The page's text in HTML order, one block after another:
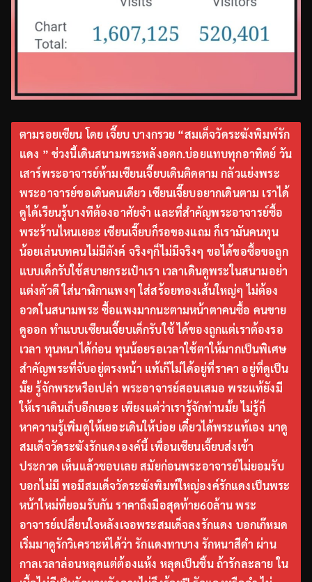
ตามรอยเซียน โดย เจี๊ยบ บางกรวย “สมเด็จวัดระฆังพิมพ์รัก
แดง ” ช่วงนี้เดินสนามพระหลังอตก.บ่อยแทบทุกอาทิตย์ วัน
เสาร์พระอาจารย์ห้ามเซียนเจี๊ยบเดินติดตาม กลัวแย่งพระ
พระอาจารย์ขอเดินคนเดียว เซียนเจี๊ยบอยากเดินตาม เราได้
ดูได้เรียนรู้บางทีต้องอาศัยจำ และที่สำคัญพระอาจารย์ซื้อ
พระร้านไหนเยอะ เซียนเจี๊ยบก็รอของแถม ก็เรามันคนทุน
น้อยเล่นบทคนไม่มีตังค์ จริงๆก็ไม่มีจริงๆ ขอได้ขอซื้อขอถูก
แบบเด็กรับใช้สบายกระเป๋าเรา เวลาเดินดูพระในสนามอย่า
แต่งตัวดี ใส่นาฬิกาแพงๆ ใส่สร้อยทองเส้นใหญ่ๆ ไม่ต้อง
อวดในสนามพระ ซื้อแพงมากนะตามหน้าตาคนซื้อ คนขาย
ดูออก ทำแบบเซียนเจี๊ยบเด็กรับใช้ ได้ของถูกแต่เราต้องรอ
เวลา ทุนหนาได้ก่อน ทุนน้อยรอเวลาใช้ตาให้มากเป็นพิเศษ
สำคัญพระที่จับอยู่ตรงหน้า แท้เก๊ไม่ได้อยู่ที่ราคา อยู่ที่ดูเป็น
มั้ย รู้จักพระหรือเปล่า พระอาจารย์สอนเสมอ พระแท้ยังมี
ให้เราเดินเก็บอีกเยอะ เพียงแต่ว่าเรารู้จักท่านมั้ย ไม่รู้ก็
หาความรู้เพิ่มดูให้เยอะเดินให้บ่อย เดี๋ยวได้พระแท้เอง มาดู
สมเด็จวัดระฆังรักแดงองค์นี้ เพื่อนเซียนเจี๊ยบส่งเข้า
ประกวด เห็นแล้วชอบเลย สมัยก่อนพระอาจารย์ไม่ยอมรับ
บอกไม่มี พอมีสมเด็จวัดระฆังพิมพ์ใหญ่องค์รักแดงเป็นพระ
หน้าใหม่ที่ยอมรับกัน ราคาถึงมือสุดท้าย60ล้าน พระ
อาจารย์เปลี่ยนใจหลังเจอพระสมเด็จลงรักแดง บอกเก๊หมด
เริ่มมาดูรักวิเคราะห์ได้ว่า รักแดงทาบาง รักหนาสีดำ ผ่าน
กาลเวลาล่อนหลุดแต่ต้องแห้ง หลุดเป็นชิ้น ถ้ารักละลาย ใน